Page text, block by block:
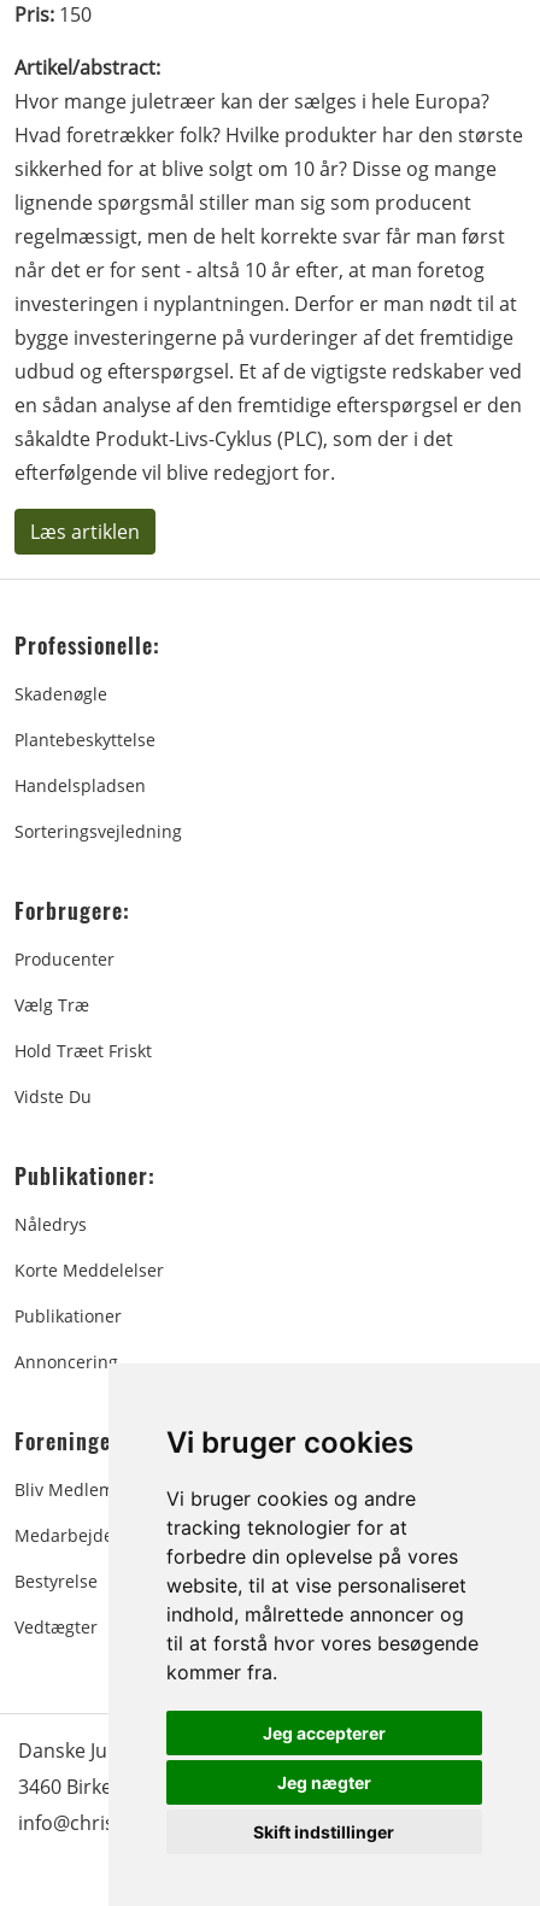
Vi bruger cookies
Vi bruger cookies og andre
tracking teknologier for at
forbedre din oplevelse på vores
website, til at vise personaliseret
indhold, målrettede annoncer og
til at forstå hvor vores besøgende
kommer fra.
Jeg accepterer
Jeg nægter
Skift indstillinger
Pris: 150
Artikel/abstract:
Hvor mange juletræer kan der sælges i hele Europa?
Hvad foretrækker folk? Hvilke produkter har den største
sikkerhed for at blive solgt om 10 år? Disse og mange
lignende spørgsmål stiller man sig som producent
regelmæssigt, men de helt korrekte svar får man først
når det er for sent - altså 10 år efter, at man foretog
investeringen i nyplantningen. Derfor er man nødt til at
bygge investeringerne på vurderinger af det fremtidige
udbud og efterspørgsel. Et af de vigtigste redskaber ved
en sådan analyse af den fremtidige efterspørgsel er den
såkaldte Produkt-Livs-Cyklus (PLC), som der i det
efterfølgende vil blive redegjort for.
Læs artiklen
Professionelle:
Skadenøgle
Plantebeskyttelse
Handelspladsen
Sorteringsvejledning
Forbrugere:
Producenter
Vælg Træ
Hold Træet Friskt
Vidste Du
Publikationer:
Nåledrys
Korte Meddelelser
Publikationer
Annoncering
Foreningen:
Bliv Medlem
Medarbejdere
Bestyrelse
Vedtægter
Danske Juletræer - træer & grønt | Blokken 15 | DK-
3460 Birkerød |
Tlf.: 45 35 24 12|
info@christmastree.dk